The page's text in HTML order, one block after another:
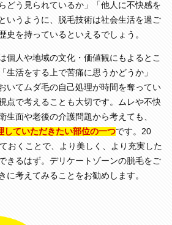
どう見られているか」「他人に不快感を
いうように、脱毛技術は社会生活を過ご
史を持っているといえるでしょう。
個人や地域の文化・価値観にもよるとこ
生活をする上で苦痛に思うかどうか」
いてムダ毛の自己処理が時間を奪ってい
点で考えることも大切です。ムレや不快
生面や老後の介護問題から考えても、
していただきたい部位の一つです。20
おくことで、より美しく、より充実した
きるはず。デリケートゾーンの脱毛をご
に考えてみることをお勧めします。